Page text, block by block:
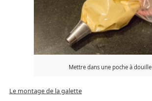
Mettre dans une poche à douille
Le montage de la galette